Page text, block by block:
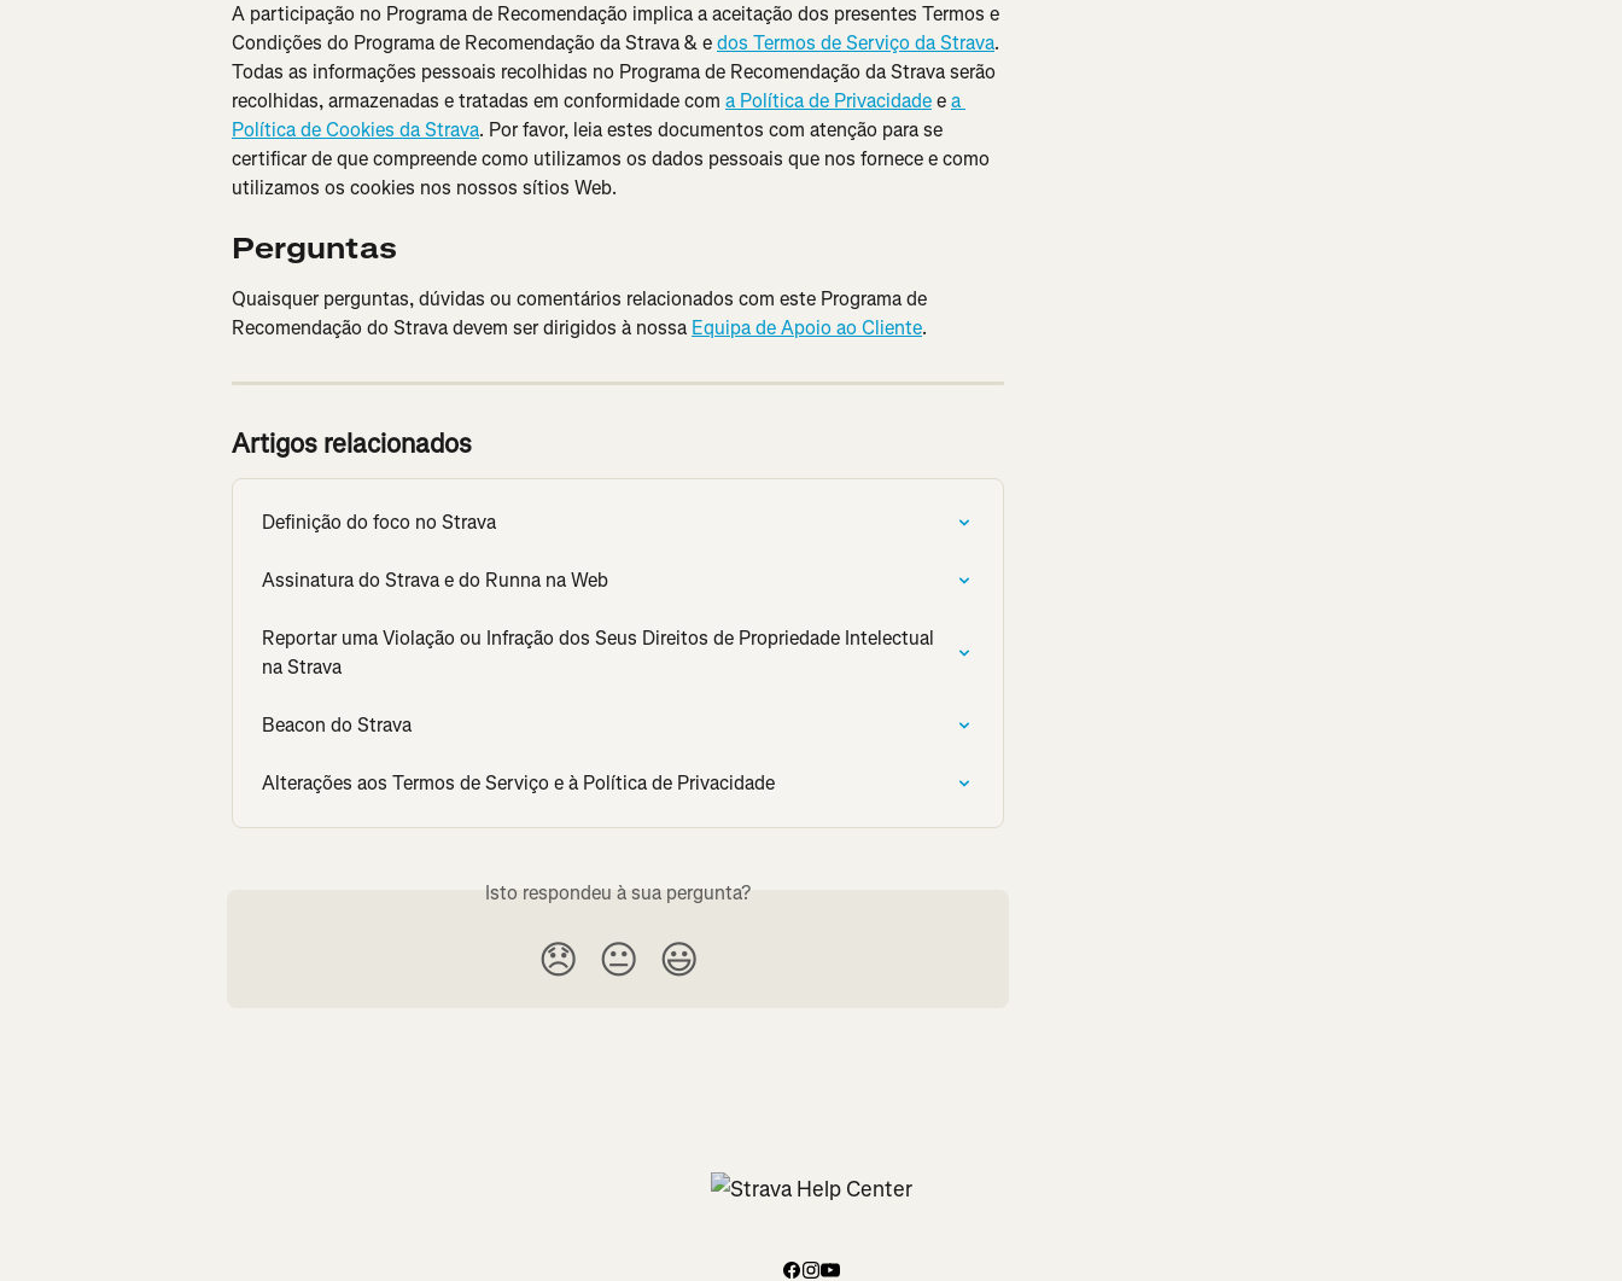
A participação no Programa de Recomendação implica a aceitação dos presentes Termos e
Condições do Programa de Recomendação da Strava & e dos Termos de Serviço da Strava.
Todas as informações pessoais recolhidas no Programa de Recomendação da Strava serão
recolhidas, armazenadas e tratadas em conformidade com a Política de Privacidade e a
Política de Cookies da Strava. Por favor, leia estes documentos com atenção para se
certificar de que compreende como utilizamos os dados pessoais que nos fornece e como
utilizamos os cookies nos nossos sítios Web.
Perguntas
Quaisquer perguntas, dúvidas ou comentários relacionados com este Programa de
Recomendação do Strava devem ser dirigidos à nossa Equipa de Apoio ao Cliente.
Artigos relacionados
Definição do foco no Strava
Assinatura do Strava e do Runna na Web
Reportar uma Violação ou Infração dos Seus Direitos de Propriedade Intelectual
na Strava
Beacon do Strava
Alterações aos Termos de Serviço e à Política de Privacidade
Isto respondeu à sua pergunta?
😞 😐 😃